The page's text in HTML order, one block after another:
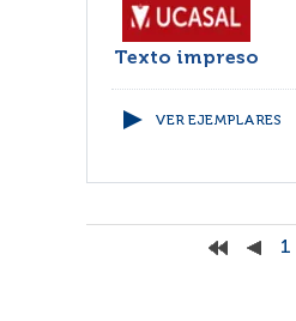
Texto impreso
VER EJEMPLARES
1